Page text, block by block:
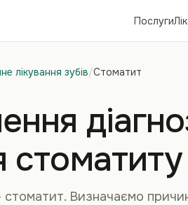
Послуги
лікування зубів/Стоматит
стоматиту
Визначаємо